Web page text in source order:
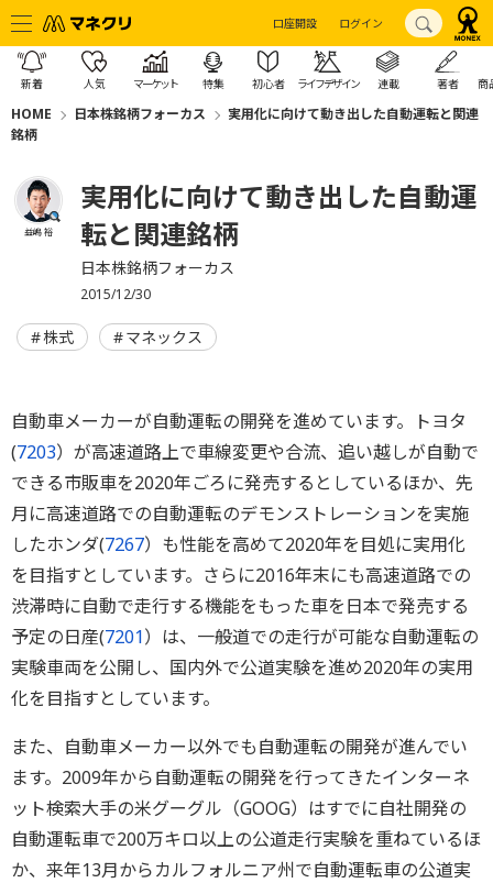
口座開設 ログイン
新着 人気 マーケット 特集 初心者 ライフデザイン 連載 著者 商
HOME 日本株銘柄フォーカス
実用化に向けて動き出した自動運転と関連
銘柄
益嶋 裕
実用化に向けて動き出した自動運
転と関連銘柄
日本株銘柄フォーカス
2015/12/30
株式 マネックス
自動車メーカーが自動運転の開発を進めています。トヨタ
(7203）が高速道路上で車線変更や合流、追い越しが自動で
できる市販車を2020年ごろに発売するとしているほか、先
月に高速道路での自動運転のデモンストレーションを実施
したホンダ(7267）も性能を高めて2020年を目処に実用化
を目指すとしています。さらに2016年末にも高速道路での
渋滞時に自動で走行する機能をもった車を日本で発売する
予定の日産(7201）は、一般道での走行が可能な自動運転の
実験車両を公開し、国内外で公道実験を進め2020年の実用
化を目指すとしています。
また、自動車メーカー以外でも自動運転の開発が進んでい
ます。2009年から自動運転の開発を行ってきたインターネ
ット検索大手の米グーグル（GOOG）はすでに自社開発の
自動運転車で200万キロ以上の公道走行実験を重ねているほ
か、来年13月からカルフォルニア州で自動運転車の公道実